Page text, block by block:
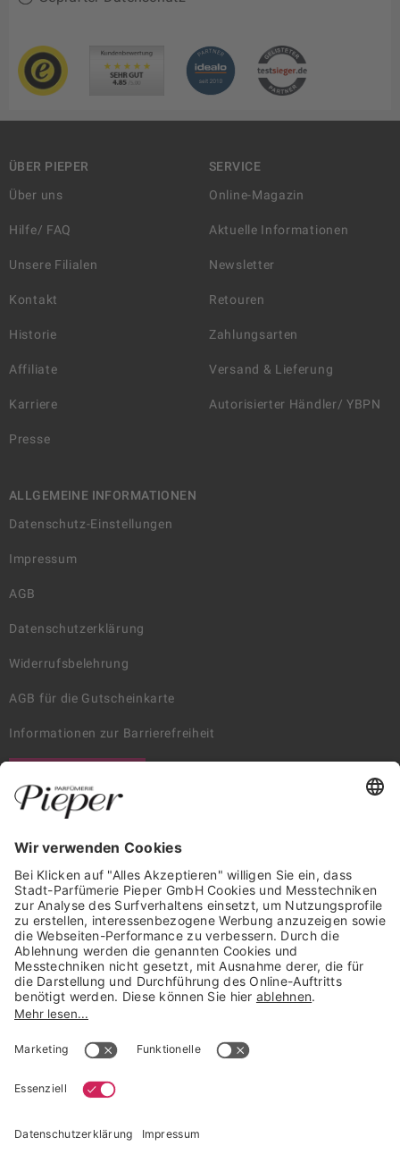
ÜBER PIEPER
Über uns
Hilfe/ FAQ
Unsere Filialen
Kontakt
Historie
Affiliate
Karriere
Presse
SERVICE
Online-Magazin
Aktuelle Informationen
Newsletter
Retouren
Zahlungsarten
Versand & Lieferung
Autorisierter Händler/ YBPN
ALLGEMEINE INFORMATIONEN
Datenschutz-Einstellungen
Impressum
AGB
Datenschutzerklärung
Widerrufsbelehrung
AGB für die Gutscheinkarte
Informationen zur Barrierefreiheit
Trusted Shops Mitglied seit 2010
* unverbindliche Preisempfehlung der Verbundgruppe beauty alliance